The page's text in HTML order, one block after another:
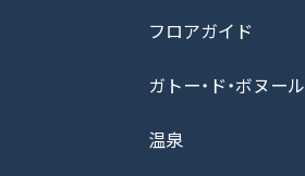
フロアガイド
ガトー・ド・ボヌール
温泉